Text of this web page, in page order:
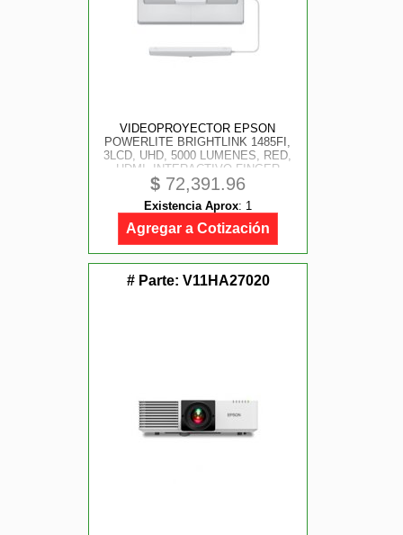
VIDEOPROYECTOR EPSON
POWERLITE BRIGHTLINK 1485FI,
3LCD, UHD, 5000 LUMENES, RED,
HDMI, INTERACTIVO FINGER
TOUCH, TIRO ULTRA CORTO
$ 72,391.96
Existencia Aprox: 1
Agregar a Cotización
# Parte: V11HA27020